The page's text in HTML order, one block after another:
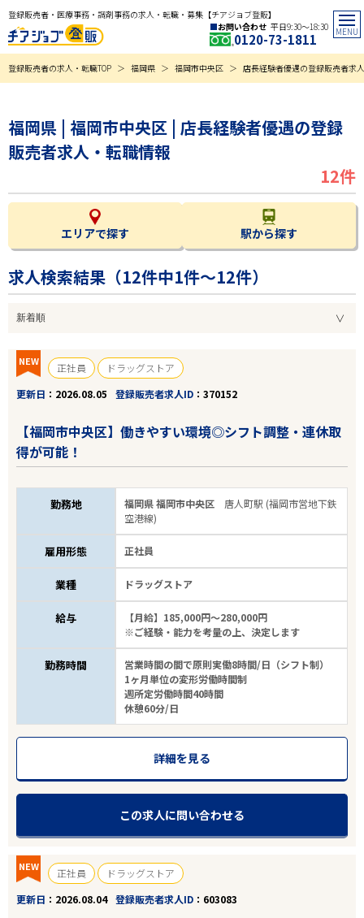
登録販売者・医療事務・調剤事務の求人・転職・募集【チアジョブ登販】
お問い合わせ 平日9:30〜18:30
0120-73-1811
登録販売者の求人・転職TOP 福岡県 福岡市中央区 店長経験者優遇の登録販売者求人
福岡県 | 福岡市中央区 | 店長経験者優遇の登録
販売者求人・転職情報
12件
エリアで探す 駅から探す
求人検索結果（12件中1件～12件）
NEW 正社員
ドラッグストア
更新日
2026.08.05 登録販売者求人ID 370152
【福岡市中央区】働きやすい環境◎シフト調整・連休取
得が可能！
勤務地 福岡県 福岡市中央区 唐人町駅 (福岡市営地下鉄
空港線)
雇用形態 正社員
業種 ドラッグストア
給与
【月給】185,000円～280,000円
※ご経験・能力を考量の上、決定します
勤務時間
営業時間の間で原則実働8時間/日（シフト制）
1ヶ月単位の変形労働時間制
週所定労働時間40時間
休憩60分/日
詳細を見る
この求人に問い合わせる
NEW 正社員
ドラッグストア
更新日
2026.08.04 登録販売者求人ID 603083